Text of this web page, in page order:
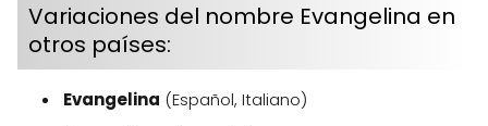
Variaciones del nombre Evangelina en
otros países:
Evangelina (Español, Italiano)